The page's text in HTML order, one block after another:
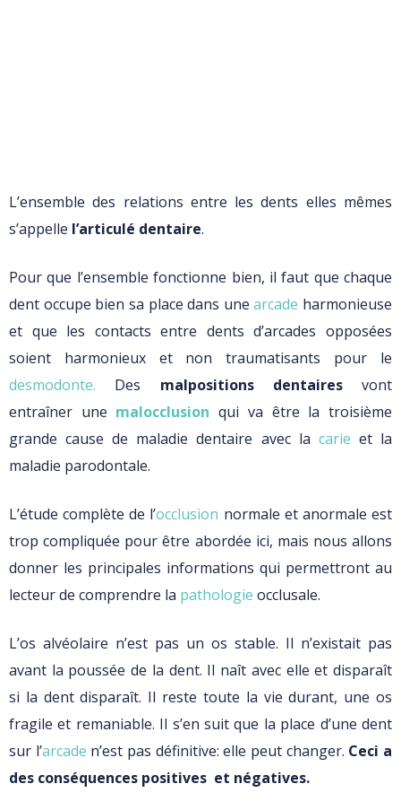
L’ensemble des relations entre les dents elles mêmes
s’appelle l’articulé dentaire.
Pour que l’ensemble fonctionne bien, il faut que chaque
dent occupe bien sa place dans unearcade harmonieuse
et que les contacts entre dents d’arcades opposées
soient harmonieux et non traumatisants pour le
desmodonte. Des malpositions dentaires vont
entraîner une malocclusion qui va être la troisième
grande cause de maladie dentaire avec la carie et la
maladie parodontale.
L’étude complète de l’occlusion normale et anormale est
trop compliquée pour être abordée ici, mais nous allons
donner les principales informations qui permettront au
lecteur de comprendre la pathologie occlusale.
L’os alvéolaire n’est pas un os stable. Il n’existait pas
avant la poussée de la dent. Il naît avec elle et disparaît
si la dent disparaît. Il reste toute la vie durant, une os
fragile et remaniable. Il s’en suit que la place d’une dent
sur l’arcade n’est pas définitive: elle peut changer. Ceci a
des conséquences positives et négatives.